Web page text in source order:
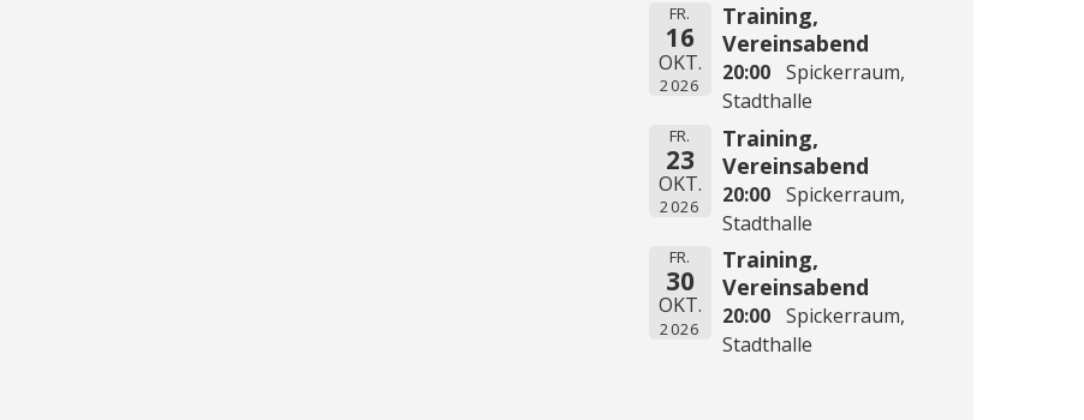
FR.
16
OKT.
2026
Training,
Vereinsabend
20:00 Spickerraum,
Stadthalle
FR.
23
OKT.
2026
Training,
Vereinsabend
20:00 Spickerraum,
Stadthalle
FR.
30
OKT.
2026
Training,
Vereinsabend
20:00 Spickerraum,
Stadthalle